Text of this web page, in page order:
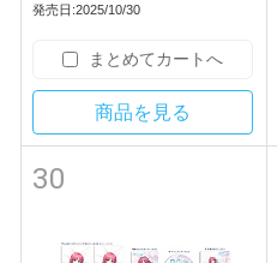
発売日:2025/10/30
まとめてカートへ
商品を見る
30